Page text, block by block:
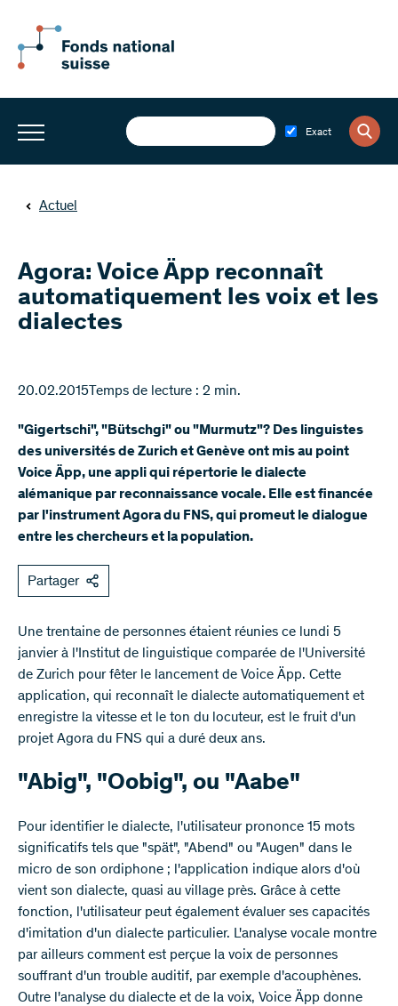
Exact
Actuel
Agora: Voice Äpp reconnaît
automatiquement les voix et les
dialectes
20.02.2015 Temps de lecture : 2 min.
"Gigertschi", "Bütschgi" ou "Murmutz"? Des linguistes
des universités de Zurich et Genève ont mis au point
Voice Äpp, une appli qui répertorie le dialecte
alémanique par reconnaissance vocale. Elle est financée
par l'instrument Agora du FNS, qui promeut le dialogue
entre les chercheurs et la population.
Partager
Une trentaine de personnes étaient réunies ce lundi 5
janvier à l'Institut de linguistique comparée de l'Université
de Zurich pour fêter le lancement de Voice Äpp. Cette
application, qui reconnaît le dialecte automatiquement et
enregistre la vitesse et le ton du locuteur, est le fruit d'un
projet Agora du FNS qui a duré deux ans.
"Abig", "Oobig", ou "Aabe"
Pour identifier le dialecte, l'utilisateur prononce 15 mots
significatifs tels que "spät", "Abend" ou "Augen" dans le
micro de son ordiphone ; l'application indique alors d'où
vient son dialecte, quasi au village près. Grâce à cette
fonction, l'utilisateur peut également évaluer ses capacités
d'imitation d'un dialecte particulier. L'analyse vocale montre
par ailleurs comment est perçue la voix de personnes
souffrant d'un trouble auditif, par exemple d'acouphènes.
Outre l'analyse du dialecte et de la voix, Voice Äpp donne